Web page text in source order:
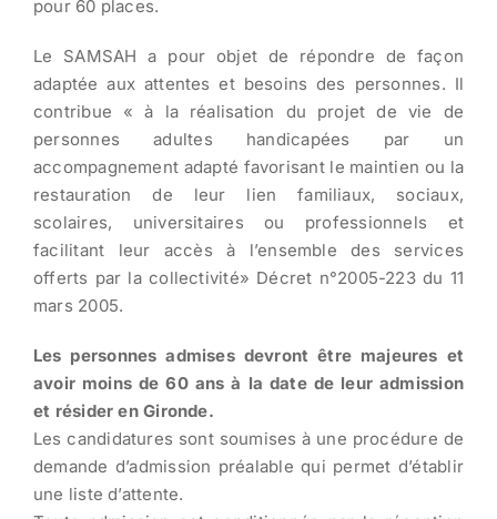
pour 60 places.
Le SAMSAH a pour objet de répondre de façon
adaptée aux attentes et besoins des personnes. Il
contribue « à la réalisation du projet de vie de
personnes adultes handicapées par un
accompagnement adapté favorisant le maintien ou la
restauration de leur lien familiaux, sociaux,
scolaires, universitaires ou professionnels et
facilitant leur accès à l’ensemble des services
offerts par la collectivité» Décret n°2005-223 du 11
mars 2005.
Les personnes admises devront être majeures et
avoir moins de 60 ans à la date de leur admission
et résider en Gironde.
Les candidatures sont soumises à une procédure de
demande d’admission préalable qui permet d’établir
une liste d’attente.